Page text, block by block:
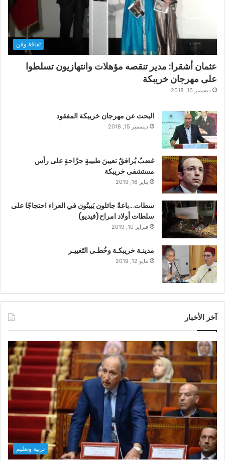
ثقافة وفن
عثمان أشقرا: مدير تنقصه مؤهلات وانتهازيون تسلطوا
على مهرجان خريبكة
ديسمبر 16, 2018
البحث عن مهرجان خريبكة المفقود
ديسمبر 15, 2018
غضبٌ يُرافقُ تعيينَ طبيبةٍ جرَّاحةٍ على رأس
مستشفى خريبكة
يناير 16, 2019
سطات…باعةٌ جائلون يَبيتُون في العراء احتجاجًا على
سلطات أولاد امراح(فيديو)
فبراير 10, 2019
مدينـة خريبكـة وخُطـى التَغييـر
مايو 12, 2019
آخر الأخبار
تربية وتعليم